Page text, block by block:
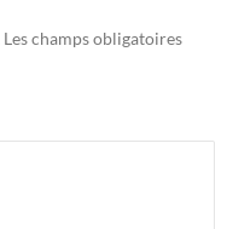
Les champs obligatoires